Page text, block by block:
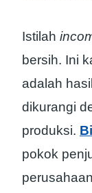
Istilah
bersih. Ini
adalah
dikurangi
produksi.
pokok